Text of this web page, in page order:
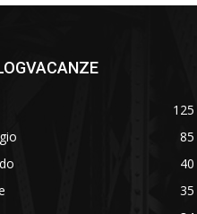
125
85
40
35